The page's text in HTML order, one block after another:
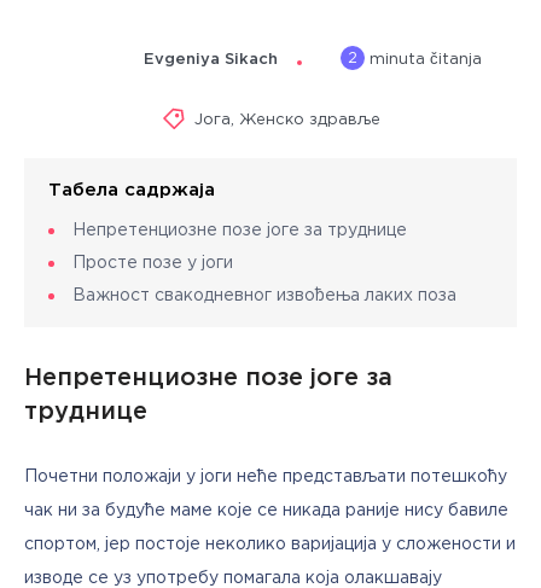
Evgeniya Sikach 2 minuta čitanja
Јога Женско здравље
Табела садржаја
Непретенциозне позе јоге за труднице
Просте позе у јоги
Важност свакодневног извођења лаких поза
Непретенциозне позе јоге за
труднице
Почетни положаји у јоги неће представљати потешкоћу
чак ни за будуће маме које се никада раније нису бавиле
спортом, јер постоје неколико варијација у сложености и
изводе се уз употребу помагала која олакшавају